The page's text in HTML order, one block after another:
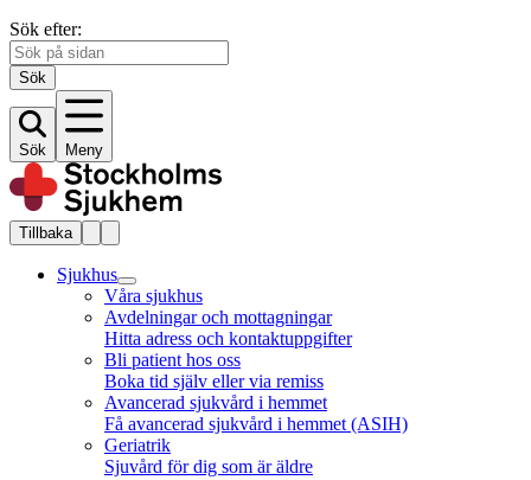
Sök efter:
Sök
Sök Meny
Tillbaka
Sjukhus
Våra sjukhus
Avdelningar och mottagningar
Hitta adress och kontaktuppgifter
Bli patient hos oss
Boka tid själv eller via remiss
Avancerad sjukvård i hemmet
Få avancerad sjukvård i hemmet (ASIH)
Geriatrik
Sjuvård för dig som är äldre